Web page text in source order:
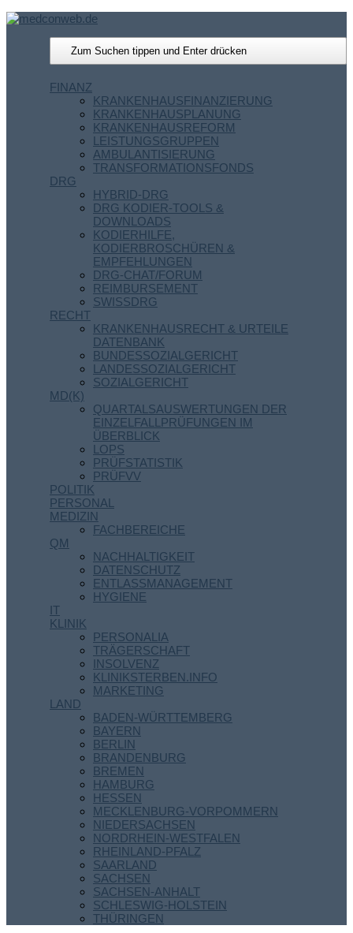
FINANZ
KRANKENHAUSFINANZIERUNG
KRANKENHAUSPLANUNG
KRANKENHAUSREFORM
LEISTUNGSGRUPPEN
AMBULANTISIERUNG
TRANSFORMATIONSFONDS
DRG
HYBRID-DRG
DRG KODIER-TOOLS &
DOWNLOADS
KODIERHILFE,
KODIERBROSCHÜREN &
EMPFEHLUNGEN
DRG-CHAT/FORUM
REIMBURSEMENT
SWISSDRG
RECHT
KRANKENHAUSRECHT & URTEILE
DATENBANK
BUNDESSOZIALGERICHT
LANDESSOZIALGERICHT
SOZIALGERICHT
MD(K)
QUARTALSAUSWERTUNGEN DER
EINZELFALLPRÜFUNGEN IM
ÜBERBLICK
LOPS
PRÜFSTATISTIK
PRÜFVV
POLITIK
PERSONAL
MEDIZIN
FACHBEREICHE
QM
NACHHALTIGKEIT
DATENSCHUTZ
ENTLASSMANAGEMENT
HYGIENE
IT
KLINIK
PERSONALIA
TRÄGERSCHAFT
INSOLVENZ
KLINIKSTERBEN.INFO
MARKETING
LAND
BADEN-WÜRTTEMBERG
BAYERN
BERLIN
BRANDENBURG
BREMEN
HAMBURG
HESSEN
MECKLENBURG-VORPOMMERN
NIEDERSACHSEN
NORDRHEIN-WESTFALEN
RHEINLAND-PFALZ
SAARLAND
SACHSEN
SACHSEN-ANHALT
SCHLESWIG-HOLSTEIN
THÜRINGEN